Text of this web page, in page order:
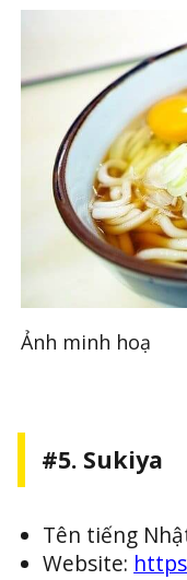
Ảnh minh hoạ
#5. Sukiya
Tên tiếng
Website: